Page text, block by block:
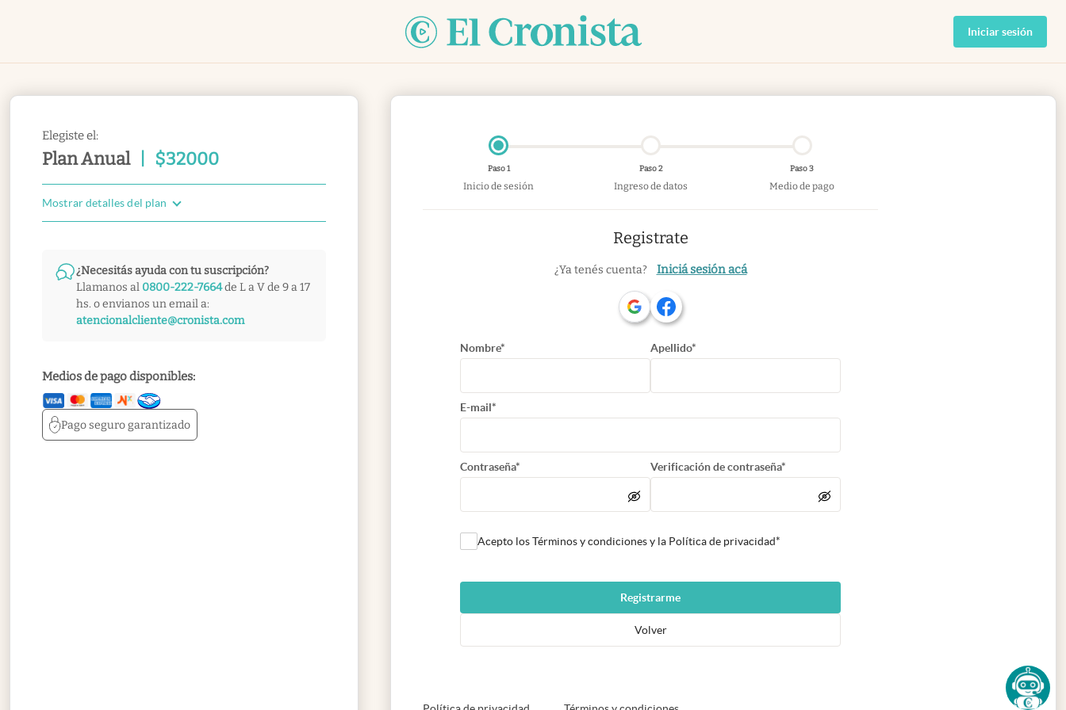
Iniciar sesión
Elegiste el:
Plan Anual $32000
Mostrar detalles del plan
¿Necesitás ayuda con tu suscripción?
Llamanos al 0800-222-7664de L a V de 9 a 17
hs. o envianos un email a:
atencionalcliente@cronista.com
Medios de pago disponibles:
Pago segurogarantizado
Paso 1
Inicio de sesión
Paso 2
Ingreso de datos
Paso 3
Medio de pago
Registrate
¿Ya tenés cuenta? Iniciá sesión acá
Nombre* Apellido*
E-mail*
Contraseña* Verificación de contraseña*
Acepto los Términos y condiciones y la Política de privacidad*
Registrarme
Volver